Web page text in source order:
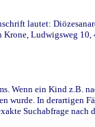
lautet:
Ludwigsweg
ein Kind z.B.
In derartigen
Suchabfrage